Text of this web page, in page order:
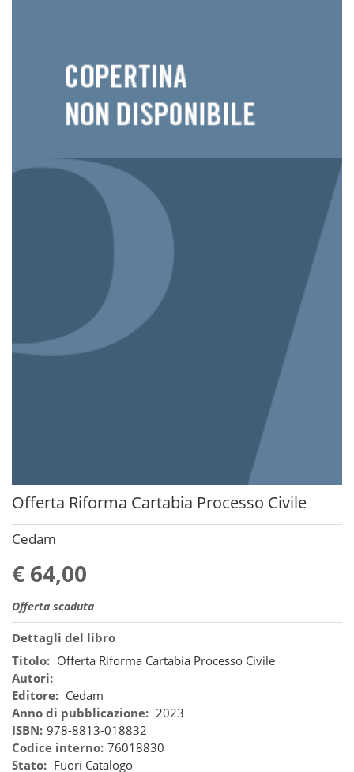
Offerta Riforma Cartabia Processo Civile
Cedam
€ 64,00
Offerta scaduta
Dettagli del libro
Titolo: Offerta Riforma Cartabia Processo Civile
Autori:
Editore: Cedam
Anno di pubblicazione: 2023
ISBN: 978-8813-018832
Codice interno: 76018830
Stato: Fuori Catalogo